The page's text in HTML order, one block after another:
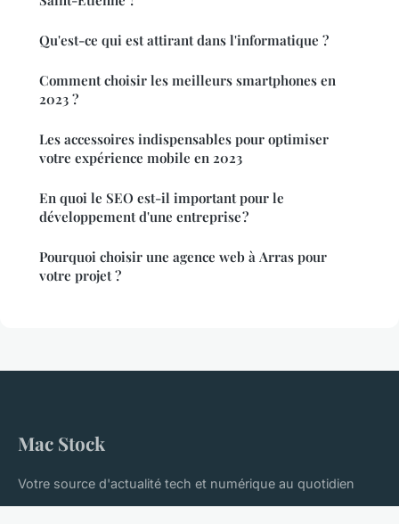
Qu'est-ce qui est attirant dans l'informatique ?
Comment choisir les meilleurs smartphones en
2023 ?
Les accessoires indispensables pour optimiser
votre expérience mobile en 2023
En quoi le SEO est-il important pour le
développement d'une entreprise ?
Pourquoi choisir une agence web à Arras pour
votre projet ?
Mac Stock
Votre source d'actualité tech et numérique au quotidien